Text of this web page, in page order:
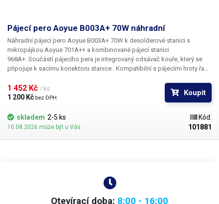
Pájecí pero Aoyue B003A+ 70W náhradní
Náhradní pájecí pero Aoyue B003A+ 70W k desolderové stanici s
mikropájkou Aoyue 701A++ a kombinované pájecí stanici
968A+. Součástí pájecího pera je integrovaný odsávač kouře, který se
připojuje k sacímu konektoru stanice. Kompatibilní s pájecími hroty řady
výrobcem.
1 452 Kč / ks
1 200 Kč bez DPH
Koupit
skladem 2-5 ks
10.08.2026 může být u Vás
Kód:
101881
Otevírací doba: 8:00 - 16:00